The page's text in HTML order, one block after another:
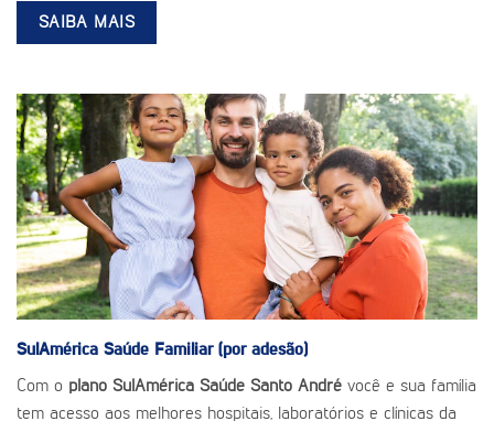
SAIBA MAIS
SulAmérica Saúde Familiar (por adesão)
Com o plano SulAmérica Saúde Santo André você e sua família
tem acesso aos melhores hospitais, laboratórios e clínicas da